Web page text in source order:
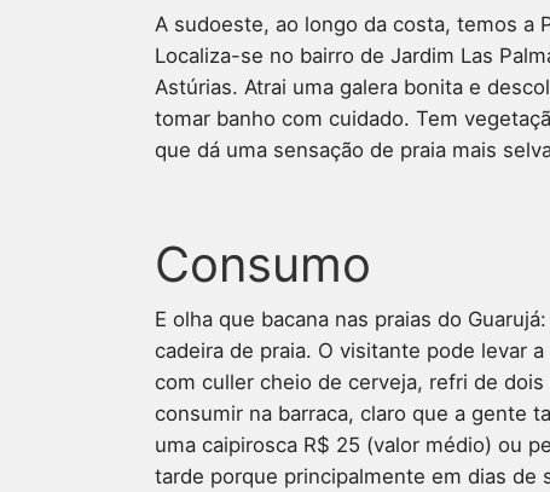
A sudoeste, ao longo da costa, temos a
Localiza-se no bairro de Jardim Las
Astúrias. Atrai uma galera bonita e
tomar banho com cuidado. Tem
que dá uma sensação de praia mais
Consumo
E olha que bacana nas praias do
cadeira de praia. O visitante pode levar
com culler cheio de cerveja, refri de
consumir na barraca, claro que a gente
uma caipirosca R$ 25 (valor médio) ou
tarde porque principalmente em dias de